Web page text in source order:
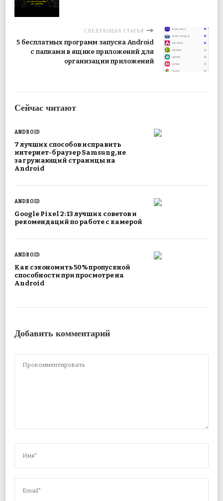
СЛЕДУЮЩАЯ СТАТЬЯ
5 бесплатных программ запуска Android
с папками в ящике приложений для
организации приложений
Сейчас читают
ANDROID
7 лучших способов исправить
интернет-браузер Samsung, не
загружающий страницы на
Android
ANDROID
Google Pixel 2: 13 лучших советов и
рекомендаций по работе с камерой
ANDROID
Как сэкономить 50% пропускной
способности при просмотре на
Android
Добавить комментарий